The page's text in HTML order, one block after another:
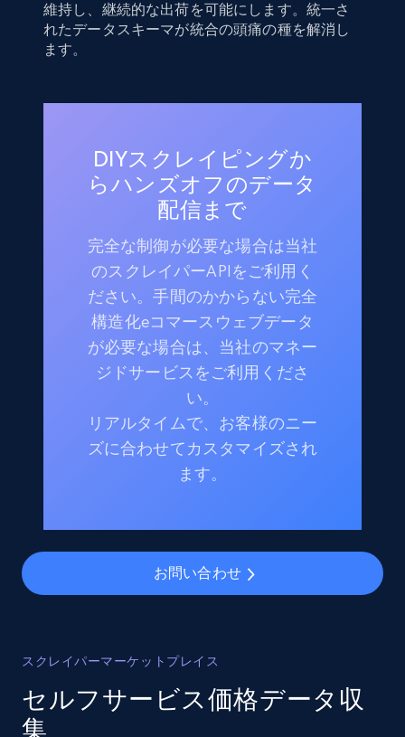
維持し、継続的な出荷を可能にします。統一さ
れたデータスキーマが統合の頭痛の種を解消し
ます。
DIYスクレイピングか
らハンズオフのデータ
配信まで
完全な制御が必要な場合は当社
のスクレイパーAPIをご利用く
ださい。手間のかからない完全
構造化eコマースウェブデータ
が必要な場合は、当社のマネー
ジドサービスをご利用くださ
い。
リアルタイムで、お客様のニー
ズに合わせてカスタマイズされ
ます。
お問い合わせ
スクレイパーマーケットプレイス
セルフサービス価格データ収
集